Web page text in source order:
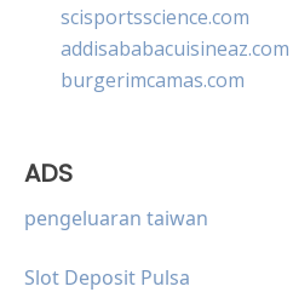
scisportsscience.com
addisababacuisineaz.com
burgerimcamas.com
ADS
pengeluaran taiwan
Slot Deposit Pulsa